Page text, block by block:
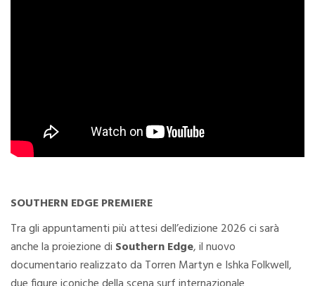
SOUTHERN EDGE PREMIERE
Tra gli appuntamenti più attesi dell’edizione 2026 ci sarà
anche la proiezione di Southern Edge, il nuovo
documentario realizzato da Torren Martyn e Ishka Folkwell,